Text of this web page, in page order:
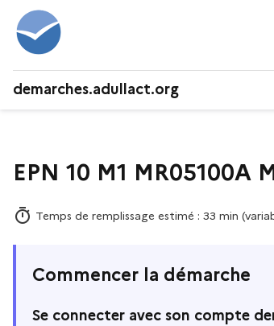
demarches.adullact.org
EPN 10 M1 MR05100A
Temps de remplissage estimé : 33 min
Commencer la démarche
Se connecter avec son compte